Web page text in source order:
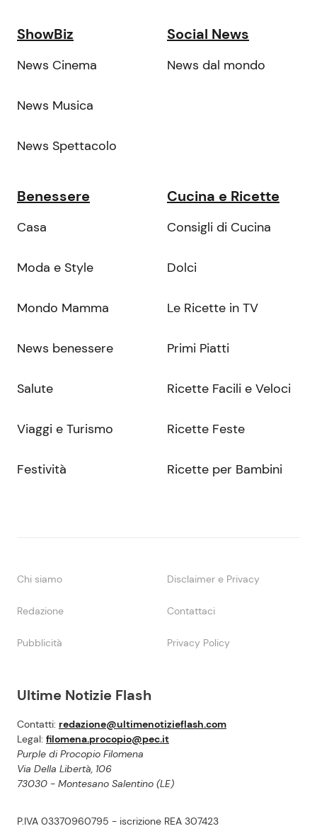
Ultime Notizie Flash
Contatti: redazione@ultimenotizieflash.com
Legal: filomena.procopio@pec.it
Purple di Procopio Filomena
Via Della Libertà, 106
73030 - Montesano Salentino (LE)
P.IVA 03370960795 - iscrizione REA 307423
ShowBiz
News Cinema
News Musica
News Spettacolo
Social News
News dal mondo
Benessere
Casa
Moda e Style
Mondo Mamma
News benessere
Salute
Viaggi e Turismo
Festività
Cucina e Ricette
Consigli di Cucina
Dolci
Le Ricette in TV
Primi Piatti
Ricette Facili e Veloci
Ricette Feste
Ricette per Bambini
Chi siamo Disclaimer e Privacy
Redazione Contattaci
Pubblicità Privacy Policy